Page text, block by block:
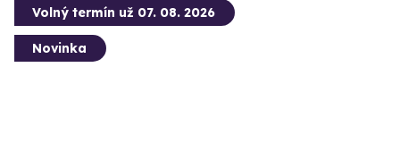
Volný termín už 07. 08. 2026
Novinka